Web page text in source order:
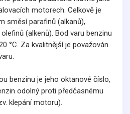
motorech. Celkově je
směsí parafinů (alkanů),
(alkenů). Bod varu benzinu
°C. Za kvalitnější je považován
benzinu je jeho oktanové číslo,
odolný proti předčasnému
klepání motoru).